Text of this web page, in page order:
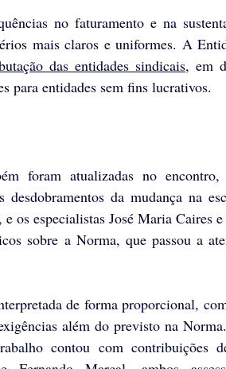
no faturamento e na
mais claros e uniformes. A
das entidades sindicais, em
para entidades sem fins lucrativos.
foram atualizadas no
da mudança na
os especialistas José Maria Caires
sobre a Norma, que passou a
de forma proporcional,
além do previsto na
contou com contribuições